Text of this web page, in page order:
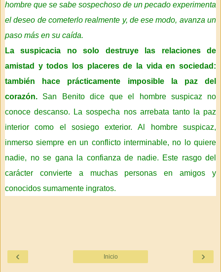
hombre que se sabe sospechoso de un pecado experimenta
el deseo de cometerlo realmente y, de ese modo, avanza un
paso más en su caída.
La suspicacia no solo destruye las relaciones de
amistad y todos los placeres de la vida en sociedad:
también hace prácticamente imposible la paz del
corazón. San Benito dice que el hombre suspicaz no
conoce descanso. La sospecha nos arrebata tanto la paz
interior como el sosiego exterior.Al hombre suspicaz,
inmerso siempre en un conflicto interminable, no lo quiere
nadie, no se gana la confianza de nadie. Este rasgo del
carácter convierte a muchas personas en amigos y
conocidos sumamente ingratos.
‹ ›
Inicio